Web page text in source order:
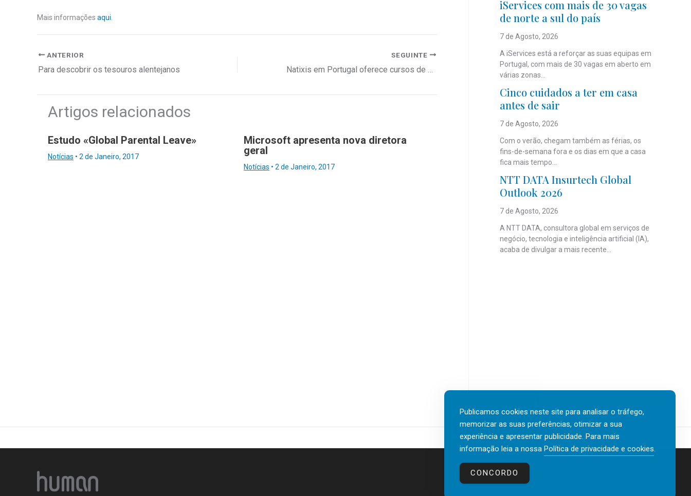
Mais informações aqui
ANTERIOR
Para descobrir os tesouros alentejanos
SEGUINTE
Artigos relacionados
Estudo «Global Parental Leave»
Notícias • 2 de Janeiro, 2017
Microsoft apresenta nova diretora
geral
Notícias • 2 de Janeiro, 2017
iServices com mais de 30 vagas
de norte a sul do país
7 de Agosto, 2026
A iServices está a reforçar as suas equipas em
Portugal, com mais de 30 vagas em aberto em
várias zonas...
Cinco cuidados a ter em casa
antes de sair
7 de Agosto, 2026
Com o verão, chegam também as férias, os
fins-de-semana fora e os dias em que a casa
fica mais tempo...
NTT DATA Insurtech Global
Outlook 2026
7 de Agosto, 2026
A NTT DATA, consultora global em serviços de
negócio, tecnologia e inteligência artificial (IA),
acaba de divulgar a mais recente...
Contactos
Publicamos cookies neste site para analisar o tráfego,
memorizar as suas preferências, otimizar a sua
experiência e apresentar publicidade. Para mais
informação leia a nossa Política de privacidade e cookies.
CONCORDO